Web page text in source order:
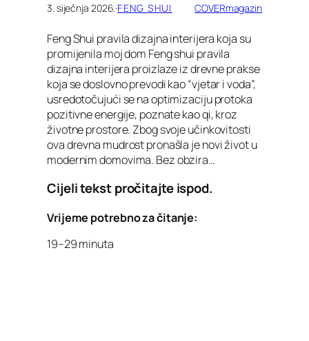
3. siječnja 2026. ·FENG SHUI COVERmagazin
Feng Shui pravila dizajna interijera koja su
promijenila moj dom Feng shui pravila
dizajna interijera proizlaze iz drevne prakse
koja se doslovno prevodi kao “vjetar i voda”,
usredotočujući se na optimizaciju protoka
pozitivne energije, poznate kao qi, kroz
životne prostore. Zbog svoje učinkovitosti
ova drevna mudrost pronašla je novi život u
modernim domovima. Bez obzira…
Cijeli tekst pročitajte ispod.
Vrijeme potrebno za čitanje:
19–29 minuta